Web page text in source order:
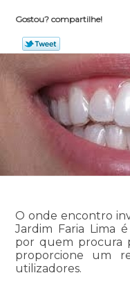
Gostou? compartilhe!
O onde encontro
Jardim Faria Lima
por quem procura
proporcione um
utilizadores.